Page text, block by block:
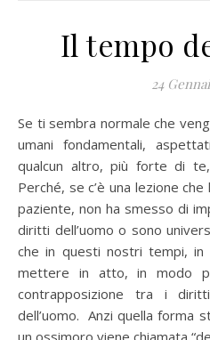
Il tempo
24
Se ti sembra normale che vengano negati, ad alcuni, i diritti
umani fondamentali,
qualcun altro, più forte di
Perché, se c’è una lezione
paziente, non ha smesso di
diritti dell’uomo o sono
che in questi nostri tempi,
mettere in atto, in modo
contrapposizione tra i
dell’uomo. Anzi quella forma
un ossimoro viene chiamata